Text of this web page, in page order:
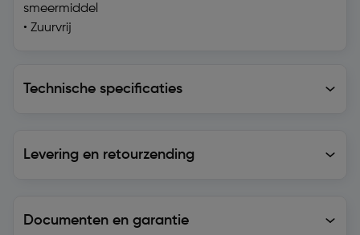
smeermiddel
• Zuurvrij
Technische specificaties
Levering en retourzending
Documenten en garantie